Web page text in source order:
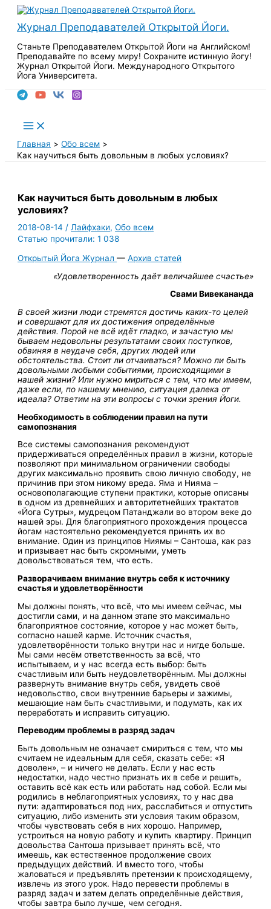
Перейти
содержимому
Журнал Преподавателей Открытой Йоги.
Станьте Преподавателем Открытой Йоги на Английском!
Преподавайте по всему миру! Сохраните истинную йогу!
Журнал Открытой Йоги. Международного Открытого
Йога Университета.
Main
Menu
Главная
Обо всем
Как научиться быть довольным в любых условиях?
Как научиться быть довольным в любых
условиях?
2018-08-14/Лайфхаки,Обо всем
Статью прочитали: 1 038
Открытый Йога Журнал—Архив статей
«Удовлетворенность даёт величайшее счастье»
Свами Вивекананда
В своей жизни люди стремятся достичь каких-то целей
и совершают для их достижения определённые
действия. Порой не всё идёт гладко, и зачастую мы
бываем недовольны результатами своих поступков,
обвиняя в неудаче себя, других людей или
обстоятельства. Стоит ли отчаиваться? Можно ли быть
довольными любыми событиями, происходящими в
нашей жизни? Или нужно мириться с тем, что мы имеем,
даже если, по нашему мнению, ситуация далека от
идеала? Ответим на эти вопросы с точки зрения Йоги.
Необходимость в соблюдении правил на пути
самопознания
Все системы самопознания рекомендуют
придерживаться определённых правил в жизни, которые
позволяют при минимальном ограничении свободы
других максимально проявить свою личную свободу, не
причинив при этом никому вреда. Яма и Нияма –
основополагающие ступени практики, которые описаны
в одном из древнейших и авторитетнейших трактатов
«Йога Сутры», мудрецом Патанджали во втором веке до
нашей эры. Для благоприятного прохождения процесса
йогам настоятельно рекомендуется принять их во
внимание. Один из принципов Ниямы – Сантоша, как раз
и призывает нас быть скромными, уметь
довольствоваться тем, что есть.
Разворачиваем внимание внутрь себя к источнику
счастья и удовлетворённости
Мы должны понять, что всё, что мы имеем сейчас, мы
достигли сами, и на данном этапе это максимально
благоприятное состояние, которое у нас может быть,
согласно нашей карме. Источник счастья,
удовлетворённости только внутри нас и нигде больше.
Мы сами несём ответственность за всё, что
испытываем, и у нас всегда есть выбор: быть
счастливым или быть неудовлетворённым. Мы должны
развернуть внимание внутрь себя, увидеть своё
недовольство, свои внутренние барьеры и зажимы,
мешающие нам быть счастливыми, и подумать, как их
переработать и исправить ситуацию.
Переводим проблемы в разряд задач
Быть довольным не означает смириться с тем, что мы
считаем не идеальным для себя, сказать себе: «Я
доволен», – и ничего не делать. Если у нас есть
недостатки, надо честно признать их в себе и решить,
оставить всё как есть или работать над собой. Если мы
родились в неблагоприятных условиях, то у нас два
пути: адаптироваться под них, расслабиться и отпустить
ситуацию, либо изменить эти условия таким образом,
чтобы чувствовать себя в них хорошо. Например,
устроиться на новую работу и купить квартиру. Принцип
довольства Сантоша призывает принять всё, что
имеешь, как естественное продолжение своих
предыдущих действий. И вместо того, чтобы
жаловаться и предъявлять претензии к происходящему,
извлечь из этого урок. Надо перевести проблемы в
разряд задач и затем делать определённые действия,
чтобы завтра было лучше, чем сегодня.